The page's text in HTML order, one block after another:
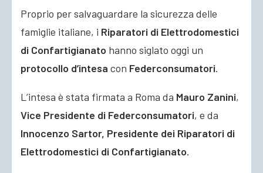
Proprio per salvaguardare la sicurezza delle
famiglie italiane, i Riparatori di Elettrodomestici
di Confartigianato hanno siglato oggi un
protocollo d’intesa con Federconsumatori.
L’intesa è stata firmata a Roma da Mauro Zanini,
Vice Presidente di Federconsumatori, e da
Innocenzo Sartor, Presidente dei Riparatori di
Elettrodomestici di Confartigianato.